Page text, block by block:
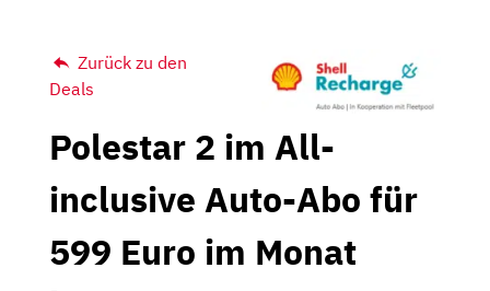
Zurück zu den
Deals
Polestar 2 im All-
inclusive Auto-Abo für
599 Euro im Monat